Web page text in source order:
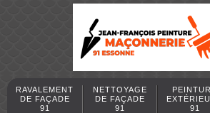
RAVALEMENT
DE FAÇADE
91
NETTOYAGE
DE FAÇADE
91
91